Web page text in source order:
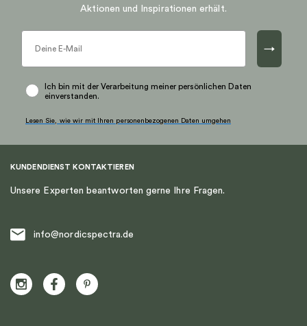
der
Produktseite
gewählt
werden
Aktionen und Inspirationen erhält.
→
Ich bin mit der Verarbeitung meiner persönlichen Daten
einverstanden.
Lesen Sie, wie wir mit Ihren personenbezogenen Daten umgehen
KUNDENDIENST KONTAKTIEREN
Unsere Experten beantworten gerne Ihre Fragen.
info@nordicspectra.de